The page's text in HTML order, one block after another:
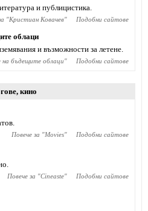
и публицистика.
"Кристиан Ковачев" Подобни сайтове
облаци
и възможности за летене.
на бъдещите облаци" Подобни сайтове
, кино
Повече за "Movies" Подобни сайтове
Повече за "Cineaste" Подобни сайтове